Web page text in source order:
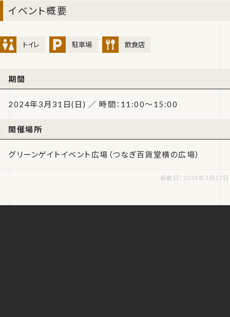
イベント概要
トイレ 駐車場 飲食店
期間
2024年3月31日(日) ／ 時間：11:00～15:00
開催場所
グリーンゲイトイベント広場（つなぎ百貨堂横の広場）
掲載日：2024年3月27日